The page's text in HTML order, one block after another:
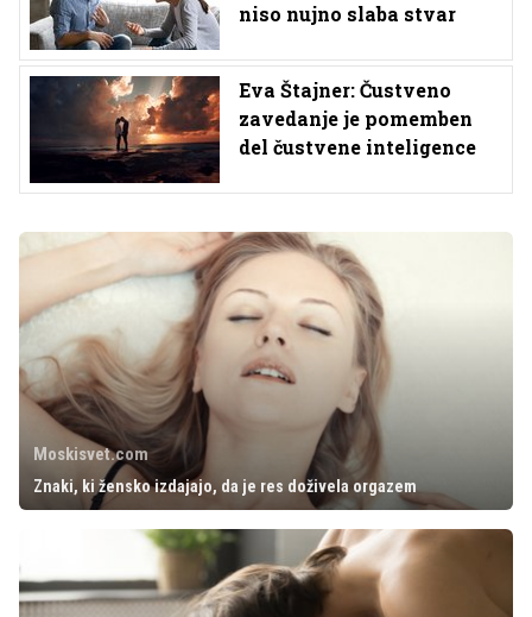
niso nujno slaba stvar
Eva Štajner: Čustveno
zavedanje je pomemben
del čustvene inteligence
Moskisvet.com
Znaki, ki žensko izdajajo, da je res doživela orgazem